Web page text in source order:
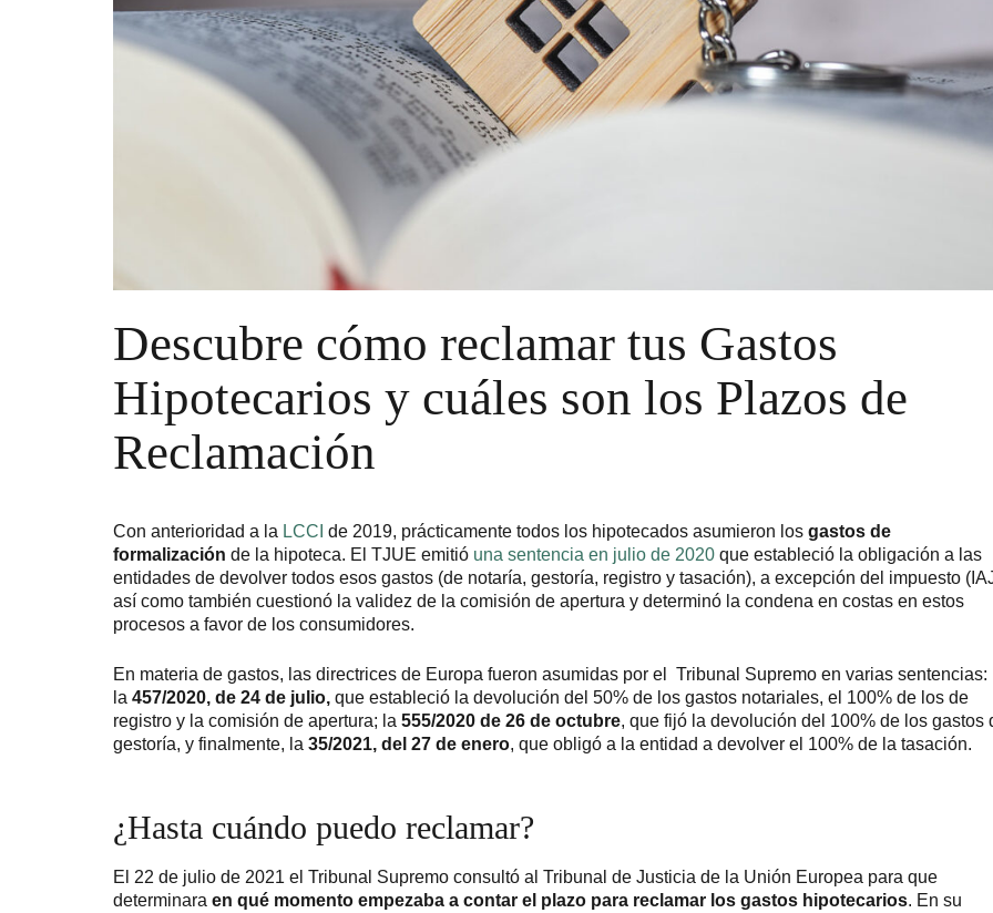
Descubre cómo reclamar tus Gastos
Hipotecarios y cuáles son los Plazos de
Reclamación
Con anterioridad a la LCCI de 2019, prácticamente todos los hipotecados asumieron los gastos de
formalización de la hipoteca. El TJUE emitió una sentencia en julio de 2020 que estableció la obligación a las
entidades de devolver todos esos gastos (de notaría, gestoría, registro y tasación), a excepción del impuesto
así como también cuestionó la validez de la comisión de apertura y determinó la condena en costas en estos
procesos a favor de los consumidores.
En materia de gastos, las directrices de Europa fueron asumidas por el Tribunal Supremo en varias sentencias:
la 457/2020, de 24 de julio, que estableció la devolución del 50% de los gastos notariales, el 100% de los de
registro y la comisión de apertura; la 555/2020 de 26 de octubre, que fijó la devolución del 100% de los gastos
gestoría, y finalmente, la 35/2021, del 27 de enero, que obligó a la entidad a devolver el 100% de la tasación.
¿Hasta cuándo puedo reclamar?
El 22 de julio de 2021 el Tribunal Supremo consultó al Tribunal de Justicia de la Unión Europea para que
determinara en qué momento empezaba a contar el plazo para reclamar los gastos hipotecarios. En su